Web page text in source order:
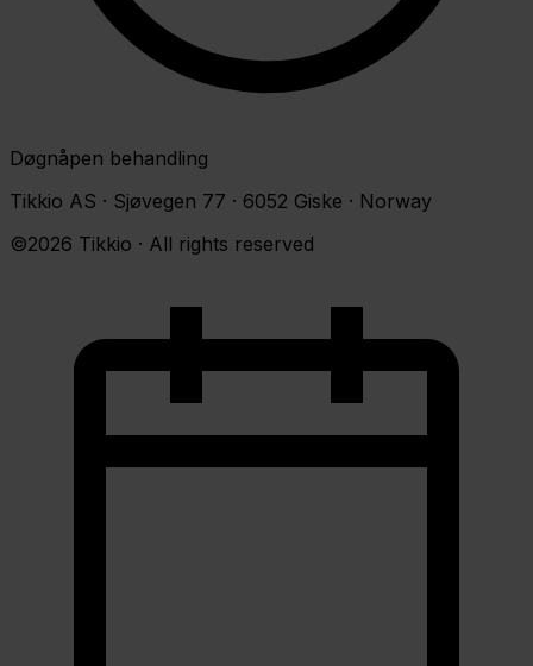
Døgnåpen behandling
Tikkio AS · Sjøvegen 77 · 6052 Giske · Norway
©2026 Tikkio · All rights reserved